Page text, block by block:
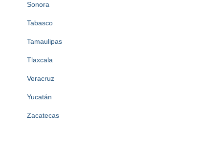
Sonora
Tabasco
Tamaulipas
Tlaxcala
Veracruz
Yucatán
Zacatecas